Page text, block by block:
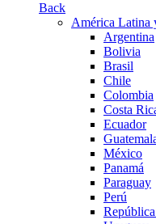
Back
América Latina
Argentina
Bolivia
Brasil
Chile
Colombia
Costa
Ecuador
México
Panamá
Paraguay
Perú